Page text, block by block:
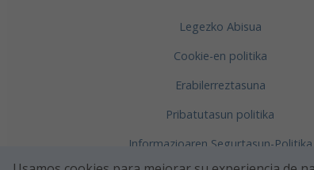
Legezko Abisua
Cookie-en politika
Erabilerreztasuna
Pribatutasun politika
Informazioaren Segurtasun-Politika